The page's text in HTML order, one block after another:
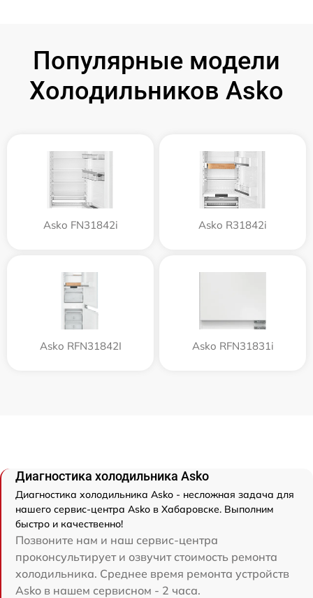
Популярные модели
Холодильников Asko
Asko FN31842i Asko R31842i
Asko RFN31842I Asko RFN31831i
Диагностика холодильника Asko
Диагностика холодильника Asko - несложная задача для
нашего сервис-центра Asko в Хабаровске. Выполним
быстро и качественно!
Позвоните нам и наш сервис-центра
проконсультирует и озвучит стоимость ремонта
холодильника. Среднее время ремонта устройств
Asko в нашем сервисном - 2 часа.